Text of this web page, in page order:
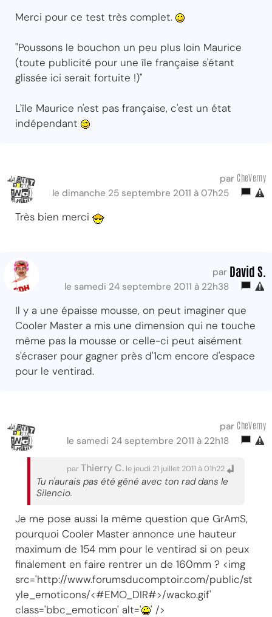
Merci pour ce test très complet.
"Poussons le bouchon un peu plus loin Maurice
(toute publicité pour une île française s'étant
glissée ici serait fortuite !)"
L'île Maurice n'est pas française, c'est un état
indépendant
par CheVerny
le dimanche 25 septembre 2011 à 07h25
Très bien merci
par David S.
le samedi 24 septembre 2011 à 22h38
Il y a une épaisse mousse, on peut imaginer que
Cooler Master a mis une dimension qui ne touche
même pas la mousse or celle-ci peut aisément
s'écraser pour gagner près d'1cm encore d'espace
pour le ventirad.
par CheVerny
le samedi 24 septembre 2011 à 22h18
parThierry C. le jeudi 21 juillet 2011 à 01h22
Tu n'aurais pas été gêné avec ton rad dans le
Silencio.
Je me pose aussi la même question que GrAmS,
pourquoi Cooler Master annonce une hauteur
maximum de 154 mm pour le ventirad si on peux
finalement en faire rentrer un de 160mm ? <img
src='http://www.forumsducomptoir.com/public/st
yle_emoticons/<#EMO_DIR#>/wacko.gif'
class='bbc_emoticon' alt='
' />